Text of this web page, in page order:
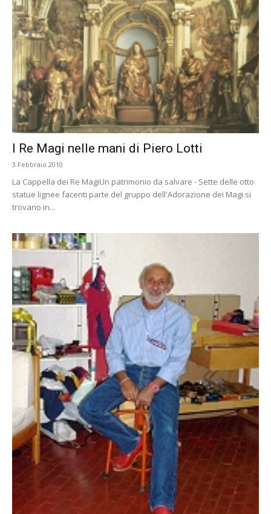
I Re Magi nelle mani di Piero Lotti
3 Febbraio 2010
La Cappella dei Re MagiUn patrimonio da salvare - Sette delle otto
statue lignee facenti parte del gruppo dell'Adorazione dei Magi si
trovano in...